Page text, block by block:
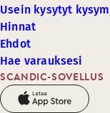
SCANDIC-SOVELLUS
Usein kysytyt
Hinnat
Ehdot
Hae varauksesi